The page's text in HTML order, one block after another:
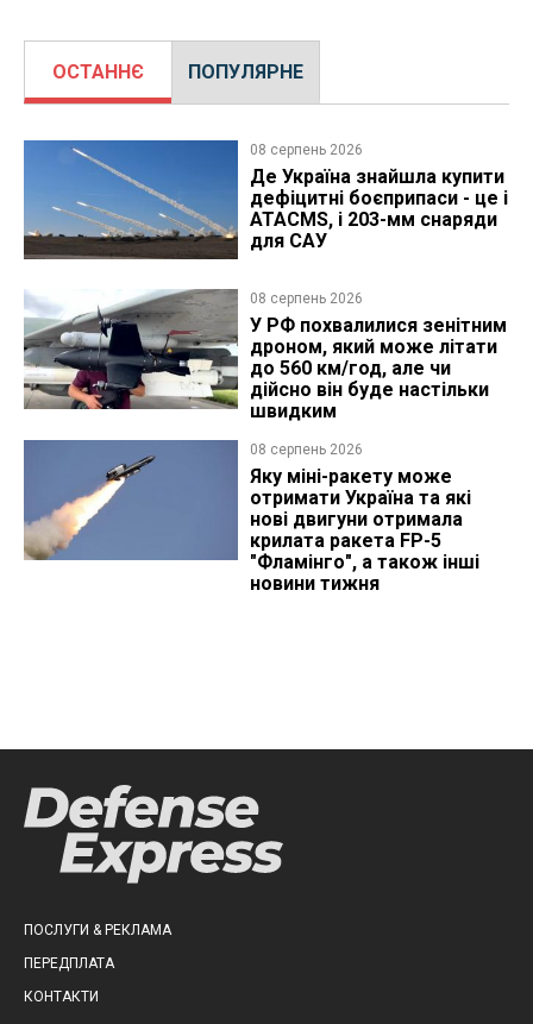
ОСТАННЄ ПОПУЛЯРНЕ
08 серпень 2026
Де Україна знайшла купити
дефіцитні боєприпаси - це і
ATACMS, і 203-мм снаряди
для САУ
08 серпень 2026
У РФ похвалилися зенітним
дроном, який може літати
до 560 км/год, але чи
дійсно він буде настільки
швидким
08 серпень 2026
Яку міні-ракету може
отримати Україна та які
нові двигуни отримала
крилата ракета FP-5
"Фламінго", а також інші
новини тижня
ПОСЛУГИ & РЕКЛАМА
ПЕРЕДПЛАТА
КОНТАКТИ